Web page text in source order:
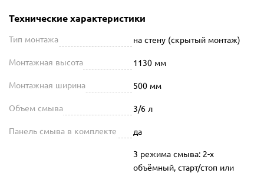
Технические характеристики
Тип монтажа на стену (скрытый монтаж)
Монтажная высота 1130 мм
Монтажная ширина 500 мм
Объем смыва 3/6 л
Панель смыва в комплекте да
3 режима смыва: 2-х
объёмный, старт/стоп или